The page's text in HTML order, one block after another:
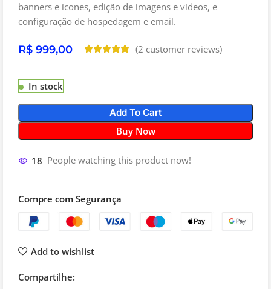
banners e ícones, edição de imagens e vídeos, e
configuração de hospedagem e email.
R$ (2 customer reviews)
In stock
Add To Cart
Buy Now
18 People watching this product now!
Compre com Segurança
Add to wishlist
Compartilhe: